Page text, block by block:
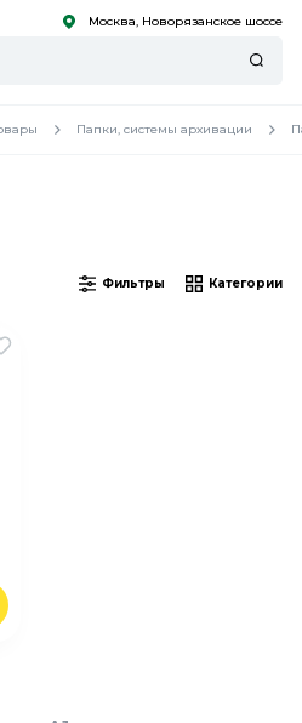
Москва, Новорязанское шоссе
Папки, системы архивации
Фильтры Категории